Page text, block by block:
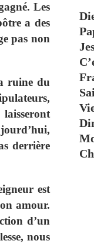
Les
a des
pas non
ruine du
derrière
est
amour.
d’un
nous